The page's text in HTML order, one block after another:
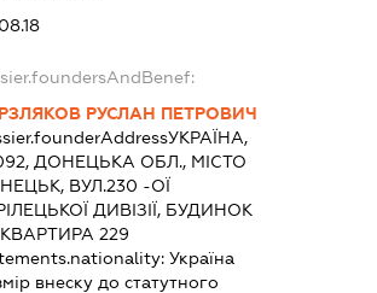
РУСЛАН ПЕТРОВИЧ
УКРАЇНА,
ДОНЕЦЬКА ОБЛ., МІСТО
ВУЛ.230 -ОЇ
ДИВІЗІЇ, БУДИНОК
КВАРТИРА 229
Україна
внеску до статутного